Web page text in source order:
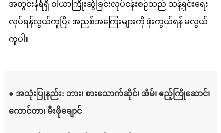
အတွင်းနံရံရှိ ဝါယာကြိုးဆွဲခြင်းလုပ်ငန်းစဉ်သည် သန့်ရှင်းရေး
လုပ်ရန်လွယ်ကူပြီး အညစ်အကြေးများကို ဖုံးကွယ်ရန် မလွယ်
ကူပါ။
● အသုံးပြုနည်း: ဘား၊ စားသောက်ဆိုင်၊ အိမ်၊ ဧည့်ကြိုဆောင်၊
ကောင်တာ၊ မီးဖိုချောင်